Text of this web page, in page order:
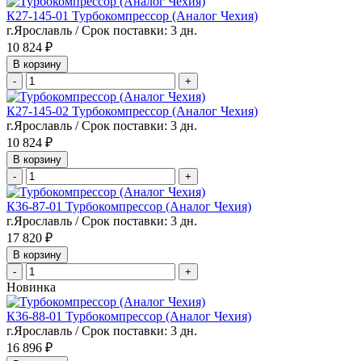
К27-145-01 Турбокомпрессор (Аналог Чехия)
г.Ярославль / Срок поставки: 3 дн.
10 824 ₽
В корзину
-
+
К27-145-02 Турбокомпрессор (Аналог Чехия)
г.Ярославль / Срок поставки: 3 дн.
10 824 ₽
В корзину
-
+
К36-87-01 Турбокомпрессор (Аналог Чехия)
г.Ярославль / Срок поставки: 3 дн.
17 820 ₽
В корзину
-
+
Новинка
К36-88-01 Турбокомпрессор (Аналог Чехия)
г.Ярославль / Срок поставки: 3 дн.
16 896 ₽